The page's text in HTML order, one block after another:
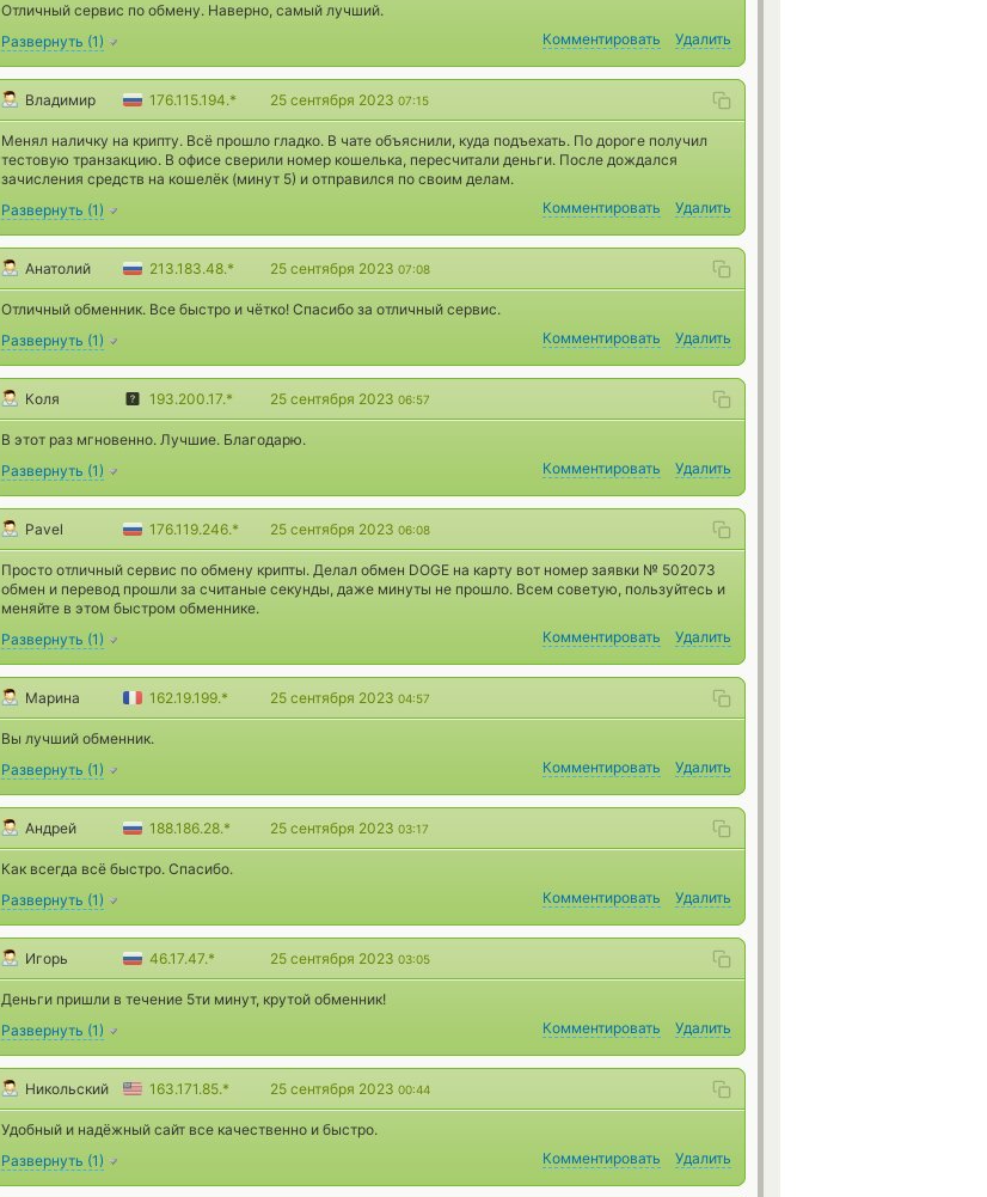
Отличный сервис по обмену. Наверно, самый лучший.
Развернуть (1) Комментировать Удалить
Владимир 176.115.194.* 25 сентября 2023 07:15
Менял наличку на крипту. Всё прошло гладко. В чате объяснили, куда подъехать. По дороге получил
тестовую транзакцию. В офисе сверили номер кошелька, пересчитали деньги. После дождался
зачисления средств на кошелёк (минут 5) и отправился по своим делам.
Развернуть (1) Комментировать Удалить
Анатолий 213.183.48.* 25 сентября 2023 07:08
Отличный обменник. Все быстро и чётко! Спасибо за отличный сервис.
Развернуть (1) Комментировать Удалить
Коля 193.200.17.* 25 сентября 2023 06:57
В этот раз мгновенно. Лучшие. Благодарю.
Развернуть (1) Комментировать Удалить
Pavel 176.119.246.* 25 сентября 2023 06:08
Просто отличный сервис по обмену крипты. Делал обмен DOGE на карту вот номер заявки № 502073
обмен и перевод прошли за считаные секунды, даже минуты не прошло. Всем советую, пользуйтесь и
меняйте в этом быстром обменнике.
Развернуть (1) Комментировать Удалить
Марина 162.19.199.* 25 сентября 2023 04:57
Вы лучший обменник.
Развернуть (1) Комментировать Удалить
Андрей 188.186.28.* 25 сентября 2023 03:17
Как всегда всё быстро. Спасибо.
Развернуть (1) Комментировать Удалить
Игорь 46.17.47.* 25 сентября 2023 03:05
Деньги пришли в течение 5ти минут, крутой обменник!
Развернуть (1) Комментировать Удалить
Никольский 163.171.85.* 25 сентября 2023 00:44
Удобный и надёжный сайт все качественно и быстро.
Развернуть (1) Комментировать Удалить